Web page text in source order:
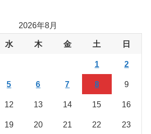
2026年8月
水 木 金 土 日
1 2
5 6 7 8 9
12 13 14 15 16
19 20 21 22 23